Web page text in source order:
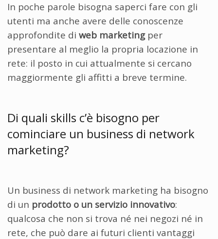
In poche parole bisogna saperci fare con gli
utenti ma anche avere delle conoscenze
approfondite di web marketing per
presentare al meglio la propria locazione in
rete: il posto in cui attualmente si cercano
maggiormente gli affitti a breve termine.
Di quali skills c’è bisogno per
cominciare un business di network
marketing?
Un business di network marketing ha bisogno
di un prodotto o un servizio innovativo:
qualcosa che non si trova né nei negozi né in
rete, che può dare ai futuri clienti vantaggi